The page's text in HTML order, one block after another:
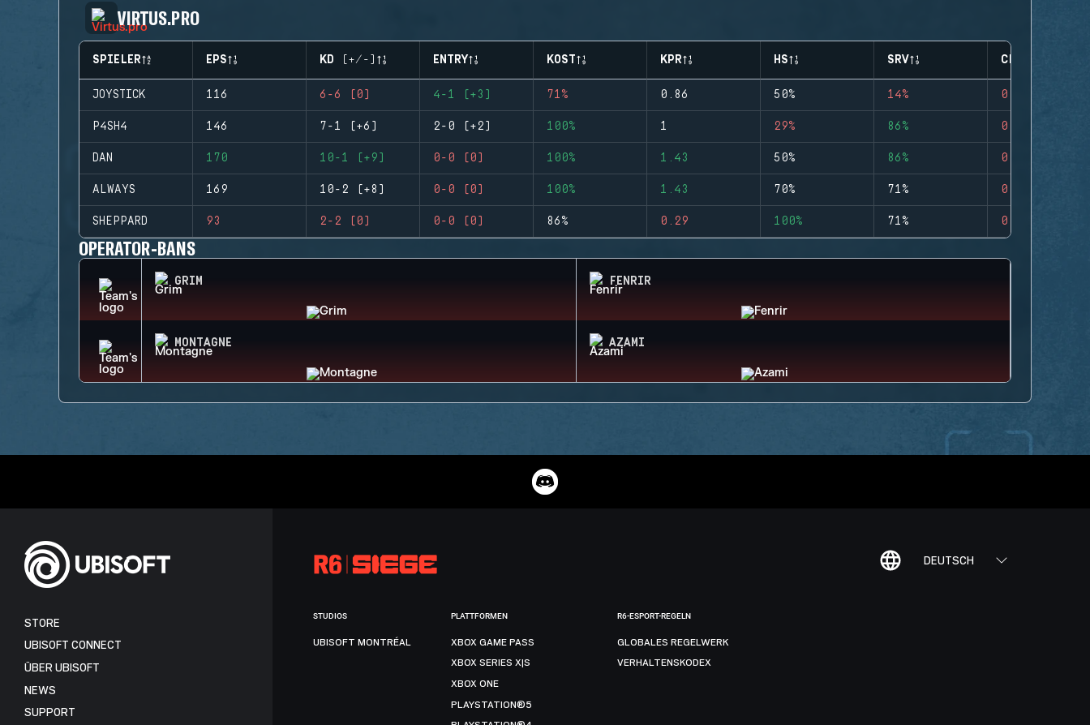
VIRTUS.PRO
SPIELER EPS KD (+/-) ENTRY KOST KPR HS SRV CLUTCHES
JOYSTICK 116 6-6 (0) 4-1 (+3) 71% 0.86 50% 14% 0
P4SH4 146 7-1 (+6) 2-0 (+2) 100% 1 29% 86% 0
DAN 170 10-1 (+9) 0-0 (0) 100% 1.43 50% 86% 0
ALWAYS 169 10-2 (+8) 0-0 (0) 100% 1.43 70% 71% 0
SHEPPARD 93 2-2 (0) 0-0 (0) 86% 0.29 100% 71% 0
OPERATOR-BANS
GRIM FENRIR
MONTAGNE AZAMI
DEUTSCH
STORE
UBISOFT CONNECT
ÜBER UBISOFT
NEWS
SUPPORT
STUDIOS
UBISOFT MONTRÉAL
PLATTFORMEN
XBOX GAME PASS
XBOX SERIES X|S
XBOX ONE
PLAYSTATION®5
R6-ESPORT-REGELN
GLOBALES REGELWERK
VERHALTENSKODEX